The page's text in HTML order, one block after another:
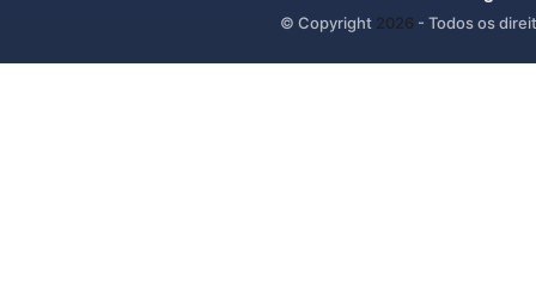
© Copyright 2026 - Todos os